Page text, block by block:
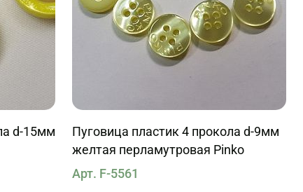
d-15мм
Пуговица пластик 4 прокола d-9мм
желтая перламутровая Pinko
Арт. F-5561